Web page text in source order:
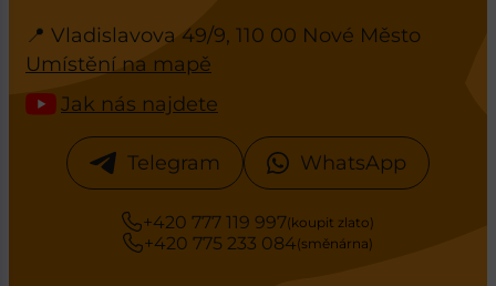
📍 Vladislavova 49/9, 110 00 Nové Město
Umístění na mapě
Jak nás najdete
Telegram WhatsApp
+420 777 119 997(koupit zlato)
+420 775 233 084(směnárna)